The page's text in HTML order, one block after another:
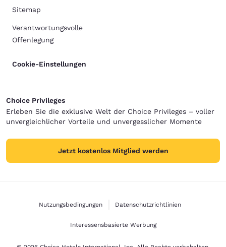
Sitemap
Verantwortungsvolle
Offenlegung
Cookie-Einstellungen
Choice Privileges
Erleben Sie die exklusive Welt der Choice Privileges – voller
unvergleichlicher Vorteile und unvergesslicher Momente
Jetzt kostenlos Mitglied werden
Nutzungsbedingungen Datenschutzrichtlinien
Interessensbasierte Werbung